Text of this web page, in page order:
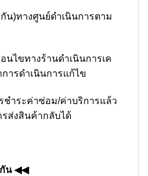
น)ทางศูนย์ดำเนินการตาม
นไขทางร้านดำเนินการเค
ารดำเนินการแก้ไข
ชำระค่าซ่อม/ค่าบริการแล้ว
รส่งสินค้ากลับได้
น ◀◀